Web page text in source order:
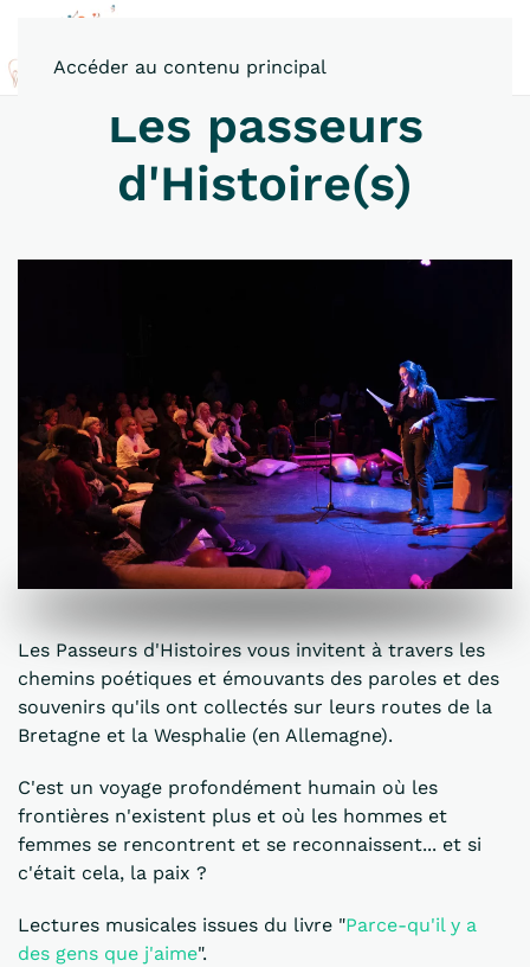
Accéder au contenu principal
Les passeurs
d'Histoire(s)
Les Passeurs d'Histoires vous invitent à travers les
chemins poétiques et émouvants des paroles et des
souvenirs qu'ils ont collectés sur leurs routes de la
Bretagne et la Wesphalie (en Allemagne).
C'est un voyage profondément humain où les
frontières n'existent plus et où les hommes et
femmes se rencontrent et se reconnaissent... et si
c'était cela, la paix ?
Lectures musicales issues du livre "Parce-qu'il y a
des gens que j'aime".